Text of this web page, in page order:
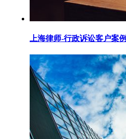
上海律师-行政诉讼客户案例